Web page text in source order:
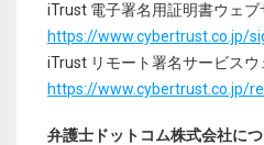
iTrust 電子署名用証明書ウェブ
https://www.cybertrust.co.jp/
iTrust リモート署名サービスウ
https://www.cybertrust.co.jp/
弁護士ドットコム株式会社に